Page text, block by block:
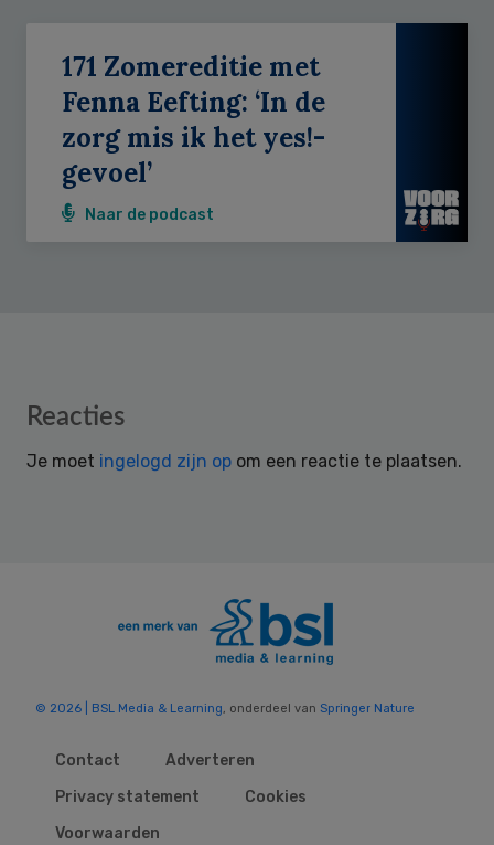
171 Zomereditie met
Fenna Eefting: ‘In de
zorg mis ik het yes!-
gevoel’
Naar de podcast
Reader
Reacties
Je moet ingelogd zijn op om een reactie te plaatsen.
© 2026 | BSL Media & Learning, onderdeel van Springer Nature
Contact
Adverteren
Privacy statement
Cookies
Voorwaarden